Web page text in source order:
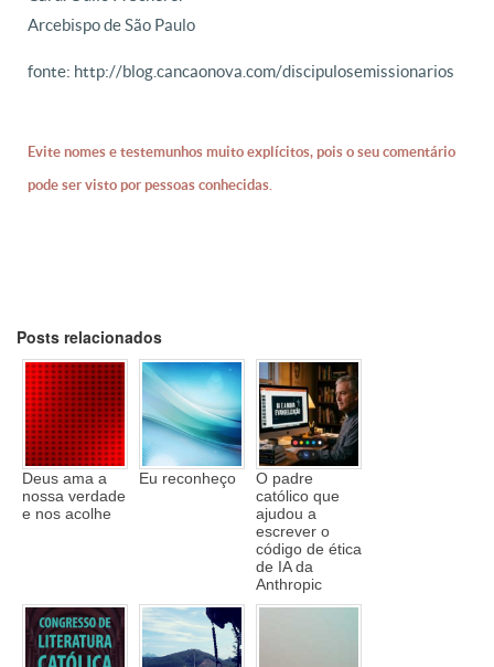
Arcebispo de São Paulo
fonte: http://blog.cancaonova.com/discipulosemissionarios
Evite nomes e testemunhos muito explícitos, pois o seu comentário
pode ser visto por pessoas conhecidas.
Posts relacionados
Deus ama a
nossa verdade
e nos acolhe
Eu reconheço
O padre
católico que
ajudou a
escrever o
código de ética
de IA da
Anthropic